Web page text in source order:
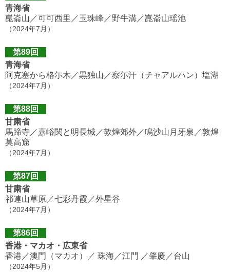
青海省
崑崙山／可可西里／玉珠峰／野牛溝／崑崙山瑶池
（2024年7月）
第89回
青海省
阿克塞から格尓木／黒独山／察尓汗（チャアルハン）塩湖
（2024年7月）
第88回
甘粛省
馬蹄寺／嘉峪関と明長城／敦煌郊外／鳴沙山月牙泉／敦煌
莫高窟
（2024年7月）
第87回
甘粛省
祁連山草原／七彩丹霞／外星谷
（2024年7月）
第86回
香港・マカオ・広東省
香港／澳門（マカオ）／ 珠海／江門 ／肇慶／台山
（2024年5月）